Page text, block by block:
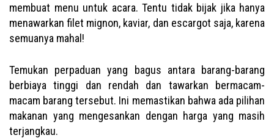
membuat menu untuk acara. Tentu tidak bijak jika hanya
menawarkan filet mignon, kaviar, dan escargot saja, karena
semuanya mahal!
Temukan perpaduan yang bagus antara barang-barang
berbiaya tinggi dan rendah dan tawarkan bermacam-
macam barang tersebut. Ini memastikan bahwa ada pilihan
makanan yang mengesankan dengan harga yang masih
terjangkau.